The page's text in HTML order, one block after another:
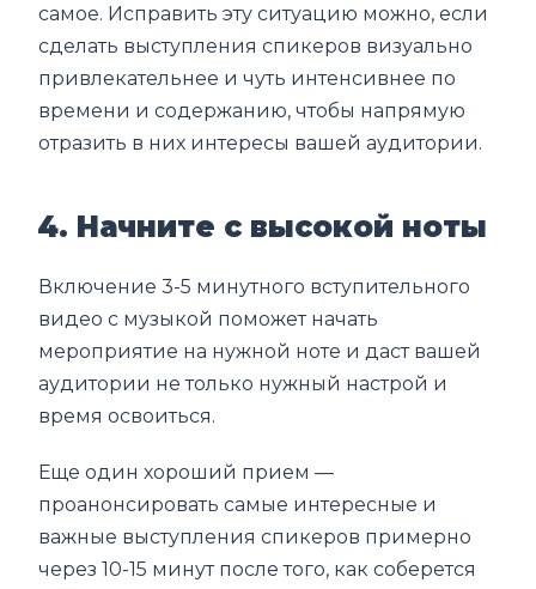
самое. Исправить эту ситуацию можно, если
сделать выступления спикеров визуально
привлекательнее и чуть интенсивнее по
времени и содержанию, чтобы напрямую
отразить в них интересы вашей аудитории.
4. Начните с высокой ноты
Включение 3-5 минутного вступительного
видео с музыкой поможет начать
мероприятие на нужной ноте и даст вашей
аудитории не только нужный настрой и
время освоиться.
Еще один хороший прием —
проанонсировать самые интересные и
важные выступления спикеров примерно
через 10-15 минут после того, как соберется